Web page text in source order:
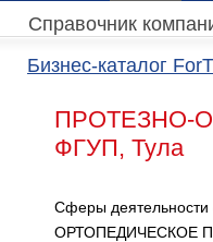
Справочник
Бизнес-каталог
ПРОТЕЗНО-
ФГУП, Тула
Сферы
ОРТОПЕДИЧЕСКОЕ